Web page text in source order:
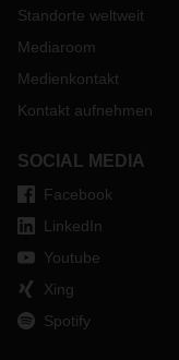
Standorte weltweit
Mediaroom
Medienkontakt
Kontakt aufnehmen
SOCIAL MEDIA
Facebook
LinkedIn
Youtube
Xing
Spotify